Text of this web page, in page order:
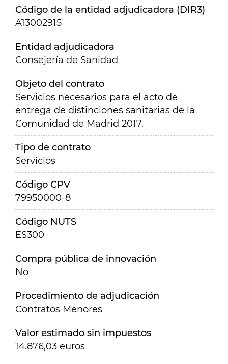
Código de la entidad adjudicadora (DIR3)
A13002915
Entidad adjudicadora
Consejería de Sanidad
Objeto del contrato
Servicios necesarios para el acto de
entrega de distinciones sanitarias de la
Comunidad de Madrid 2017.
Tipo de contrato
Servicios
Código CPV
79950000-8
Código NUTS
ES300
Compra pública de innovación
No
Procedimiento de adjudicación
Contratos Menores
Valor estimado sin impuestos
14.876,03 euros